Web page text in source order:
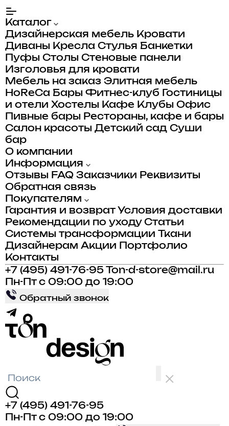
Каталог
Дизайнерская мебель Кровати
Диваны Кресла Стулья Банкетки
Пуфы Столы Стеновые панели
Изголовья для кровати
Мебель на заказ Элитная мебель
HoReCa Бары Фитнес-клуб
Гостиницы
и отели Хостелы Кафе Клубы Офис
Пивные бары Рестораны, кафе и бары
Салон красоты Детский сад Суши
бар
О компании
Информация
Отзывы FAQ Заказчики Реквизиты
Обратная связь
Покупателям
Гарантия и возврат Условия доставки
Рекомендации по уходу Статьи
Системы трансформации
Ткани
Дизайнерам Акции
Портфолио
Контакты
+7 (495) 491-76-95
Ton-d-store@mail.ru
Пн-Пт с 09:00 до 19:00
Обратный звонок
+7 (495) 491-76-95
Пн-Пт с 09:00 до 19:00